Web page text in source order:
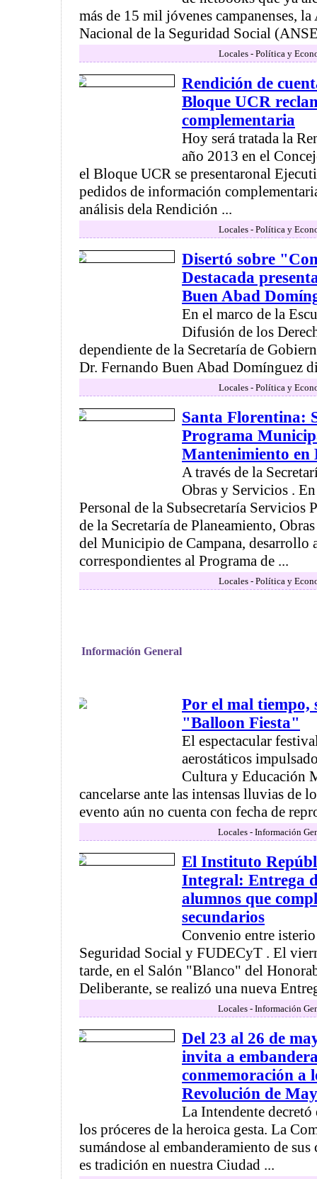
más de 15 mil jóvenes campanenses,
Nacional de la Seguridad Social
Locales - Política y
Rendición de
Bloque UCR
complementaria
Hoy será tratada la
año 2013 en el
el Bloque UCR se presentaronal
pedidos de información
análisis dela Rendición ...
Locales - Política y
Disertó sobre
Destacada
Buen Abad
En el marco de la
Difusión de los
dependiente de la Secretaría de
Dr. Fernando Buen Abad Domínguez
Locales - Política y
Santa Florentina:
Programa
Mantenimiento en
A través de la
Obras y Servicios .
Personal de la Subsecretaría Servicios
de la Secretaría de Planeamiento,
del Municipio de Campana, desarrollo
correspondientes al Programa de ...
Locales - Política y
Información General
Por el mal tiempo,
"Balloon Fiesta"
El espectacular
aerostáticos
Cultura y Educación
cancelarse ante las intensas lluvias de
evento aún no cuenta con fecha de
Locales - Información
El Instituto
Integral: Entrega
alumnos que
secundarios
Convenio entre
Seguridad Social y FUDECyT . El
tarde, en el Salón "Blanco" del
Deliberante, se realizó una nueva
Locales - Información
Del 23 al 26 de
invita a
conmemoración a
Revolución de
La Intendente
los próceres de la heroica gesta. La
sumándose al embanderamiento de
es tradición en nuestra Ciudad ...